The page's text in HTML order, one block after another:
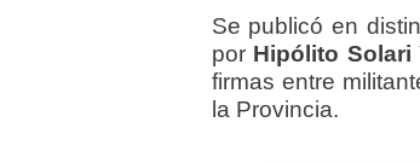
Se publicó en
por Hipólito Solari
firmas entre
la Provincia.